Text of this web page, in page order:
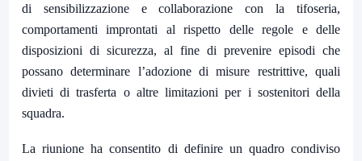
di sensibilizzazione e collaborazione con la tifoseria,
comportamenti improntati al rispetto delle regole e delle
disposizioni di sicurezza, al fine di prevenire episodi che
possano determinare l’adozione di misure restrittive, quali
divieti di trasferta o altre limitazioni per i sostenitori della
squadra.
La riunione ha consentito di definire un quadro condiviso